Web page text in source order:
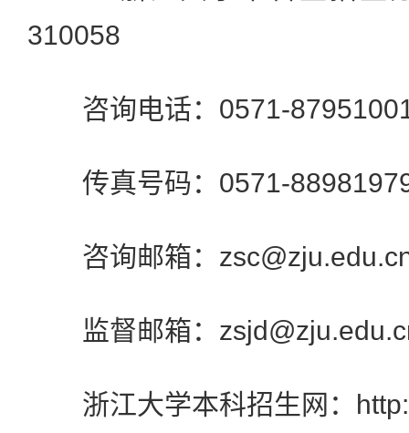
310058
咨询电话：0571-
传真号码：0571-
咨询邮箱：
监督邮箱：
浙江大学本科招生网：